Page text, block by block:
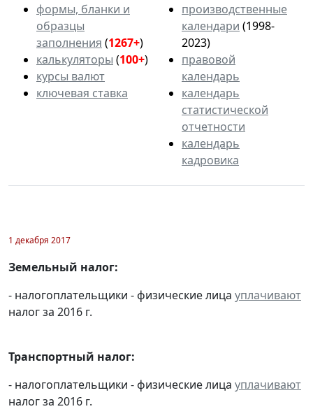
формы, бланки и
образцы
заполнения (1267+)
калькуляторы (100+)
курсы валют
ключевая ставка
производственные
календари (1998-
2023)
правовой
календарь
календарь
статистической
отчетности
календарь
кадровика
1 декабря 2017
Земельный налог:
- налогоплательщики - физические лица уплачивают
налог за 2016 г.
Транспортный налог:
- налогоплательщики - физические лица уплачивают
налог за 2016 г.